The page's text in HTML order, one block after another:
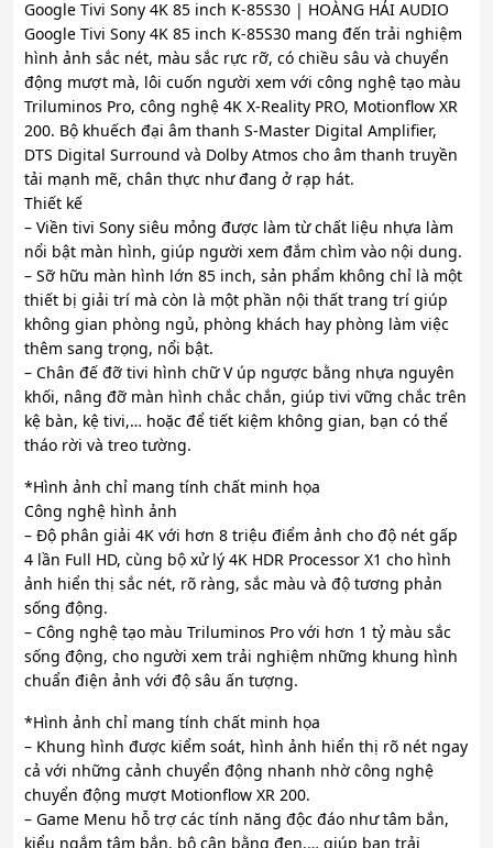
Google Tivi Sony 4K 85 inch K-85S30 | HOÀNG HẢI AUDIO
Google Tivi Sony 4K 85 inch K-85S30 mang đến trải nghiệm
hình ảnh sắc nét, màu sắc rực rỡ, có chiều sâu và chuyển
động mượt mà, lôi cuốn người xem với công nghệ tạo màu
Triluminos Pro, công nghệ 4K X-Reality PRO, Motionflow XR
200. Bộ khuếch đại âm thanh S-Master Digital Amplifier,
DTS Digital Surround và Dolby Atmos cho âm thanh truyền
tải mạnh mẽ, chân thực như đang ở rạp hát.
Thiết kế
– Viền tivi Sony siêu mỏng được làm từ chất liệu nhựa làm
nổi bật màn hình, giúp người xem đắm chìm vào nội dung.
– Sỡ hữu màn hình lớn 85 inch, sản phẩm không chỉ là một
thiết bị giải trí mà còn là một phần nội thất trang trí giúp
không gian phòng ngủ, phòng khách hay phòng làm việc
thêm sang trọng, nổi bật.
– Chân đế đỡ tivi hình chữ V úp ngược bằng nhựa nguyên
khối, nâng đỡ màn hình chắc chắn, giúp tivi vững chắc trên
kệ bàn, kệ tivi,… hoặc để tiết kiệm không gian, bạn có thể
tháo rời và treo tường.
*Hình ảnh chỉ mang tính chất minh họa
Công nghệ hình ảnh
– Độ phân giải 4K với hơn 8 triệu điểm ảnh cho độ nét gấp
4 lần Full HD, cùng bộ xử lý 4K HDR Processor X1 cho hình
ảnh hiển thị sắc nét, rõ ràng, sắc màu và độ tương phản
sống động.
– Công nghệ tạo màu Triluminos Pro với hơn 1 tỷ màu sắc
sống động, cho người xem trải nghiệm những khung hình
chuẩn điện ảnh với độ sâu ấn tượng.
*Hình ảnh chỉ mang tính chất minh họa
– Khung hình được kiểm soát, hình ảnh hiển thị rõ nét ngay
cả với những cảnh chuyển động nhanh nhờ công nghệ
chuyển động mượt Motionflow XR 200.
– Game Menu hỗ trợ các tính năng độc đáo như tâm bắn,
kiểu ngắm tâm bắn, bộ cân bằng đen,… giúp bạn trải